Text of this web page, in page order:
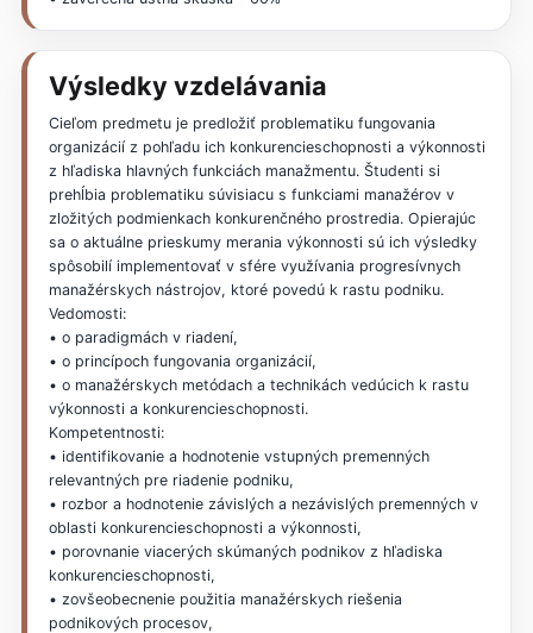
Výsledky vzdelávania
Cieľom predmetu je predložiť problematiku fungovania
organizácií z pohľadu ich konkurencieschopnosti a výkonnosti
z hľadiska hlavných funkciách manažmentu. Študenti si
prehĺbia problematiku súvisiacu s funkciami manažérov v
zložitých podmienkach konkurenčného prostredia. Opierajúc
sa o aktuálne prieskumy merania výkonnosti sú ich výsledky
spôsobilí implementovať v sfére využívania progresívnych
manažérskych nástrojov, ktoré povedú k rastu podniku.
Vedomosti:
• o paradigmách v riadení,
• o princípoch fungovania organizácií,
• o manažérskych metódach a technikách vedúcich k rastu
výkonnosti a konkurencieschopnosti.
Kompetentnosti:
• identifikovanie a hodnotenie vstupných premenných
relevantných pre riadenie podniku,
• rozbor a hodnotenie závislých a nezávislých premenných v
oblasti konkurencieschopnosti a výkonnosti,
• porovnanie viacerých skúmaných podnikov z hľadiska
konkurencieschopnosti,
• zovšeobecnenie použitia manažérskych riešenia
podnikových procesov,